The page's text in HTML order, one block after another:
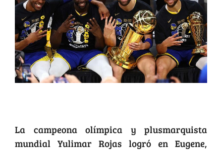
La campeona olímpica y plusmarquista
mundial Yulimar Rojas logró en Eugene,